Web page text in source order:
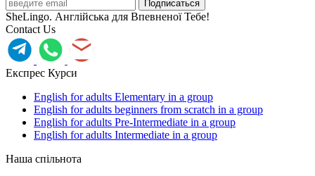
SheLingo. Англійська для Впевненої Тебе!
Contact Us
Експрес Курси
English for adults Elementary in a group
English for adults beginners from scratch in a group
English for adults Pre-Intermediate in a group
English for adults Intermediate in a group
Наша спільнота